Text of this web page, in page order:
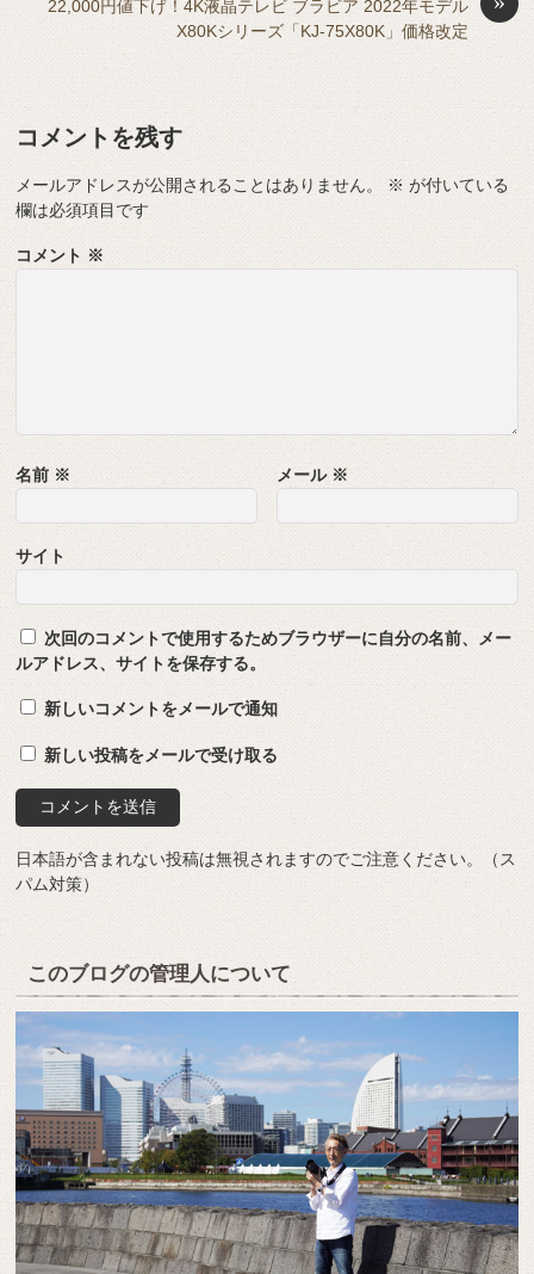
k
er
22,000円値下げ！4K液晶テレビ ブラビア 2022年モデル
X80Kシリーズ「KJ-75X80K」価格改定
コメントを残す
メールアドレスが公開されることはありません。 ※ が付いている
欄は必須項目です
コメント ※
名前 ※ メール ※
サイト
次回のコメントで使用するためブラウザーに自分の名前、メー
ルアドレス、サイトを保存する。
新しいコメントをメールで通知
新しい投稿をメールで受け取る
日本語が含まれない投稿は無視されますのでご注意ください。（ス
パム対策）
このブログの管理人について